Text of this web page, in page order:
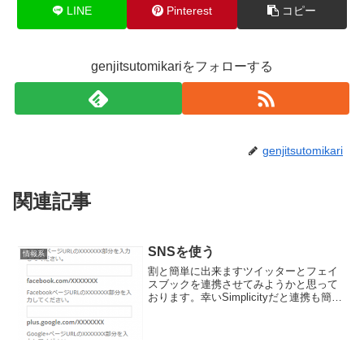
LINE Pinterest コピー
genjitsutomikariをフォローする
genjitsutomikari
関連記事
情報系 SNSを使う
割と簡単に出来ますツイッターとフェイ
スブックを連携させてみようかと思って
おります。幸いSimplicityだと連携も簡単